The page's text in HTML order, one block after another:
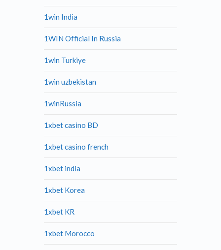
1win India
1WIN Official In Russia
1win Turkiye
1win uzbekistan
1winRussia
1xbet casino BD
1xbet casino french
1xbet india
1xbet Korea
1xbet KR
1xbet Morocco